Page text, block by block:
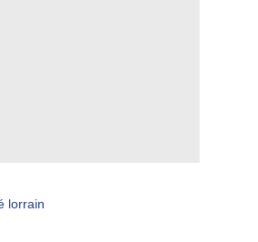
lorrain